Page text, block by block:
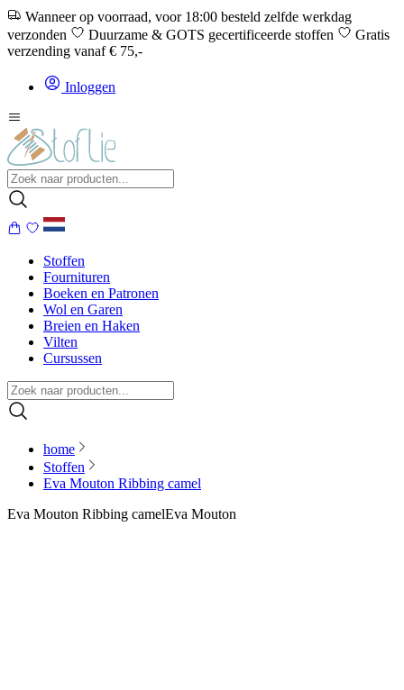
Wanneer op voorraad, voor 18:00 besteld zelfde werkdag
verzonden
Duurzame & GOTS gecertificeerde stoffen
Gratis
verzending vanaf € 75,-
Inloggen
Stoffen
Fournituren
Boeken en Patronen
Wol en Garen
Breien en Haken
Vilten
Cursussen
home
Stoffen
Eva Mouton Ribbing camel
Eva Mouton Ribbing camelEva Mouton